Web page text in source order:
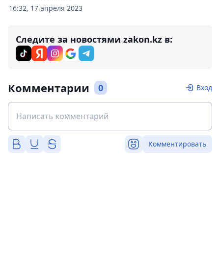
16:32, 17 апреля 2023
Следите за новостями zakon.kz в:
Комментарии 0 Вход
Комментировать